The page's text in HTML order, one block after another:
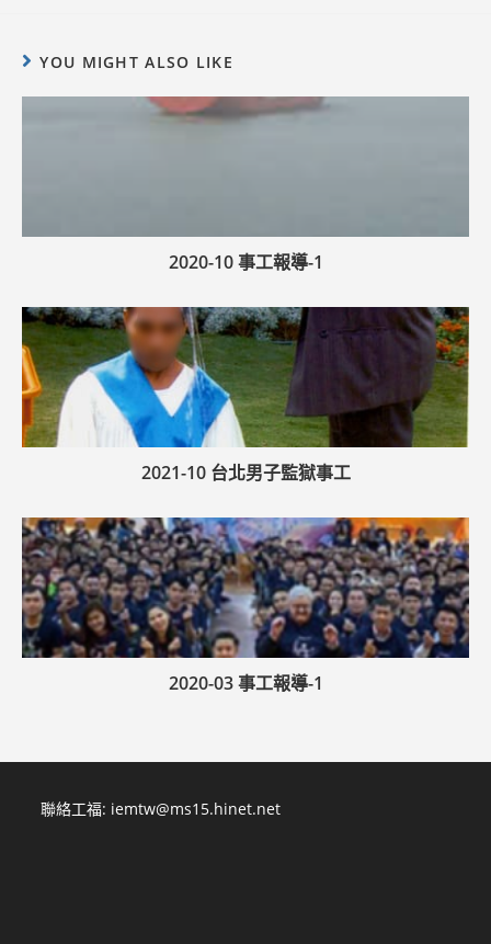
YOU MIGHT ALSO LIKE
2020-10 事工報導-1
2021-10 台北男子監獄事工
2020-03 事工報導-1
聯絡工福: iemtw@ms15.hinet.net